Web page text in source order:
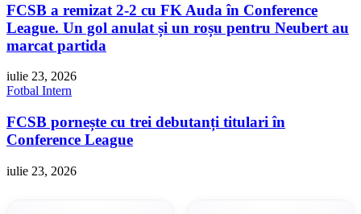
FCSB a remizat 2-2 cu FK Auda în Conference
League. Un gol anulat și un roșu pentru Neubert au
marcat partida
iulie 23, 2026
Fotbal Intern
FCSB pornește cu trei debutanți titulari în
Conference League
iulie 23, 2026